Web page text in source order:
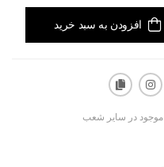
افزودن به سبد خرید
موجود در سایر شعب